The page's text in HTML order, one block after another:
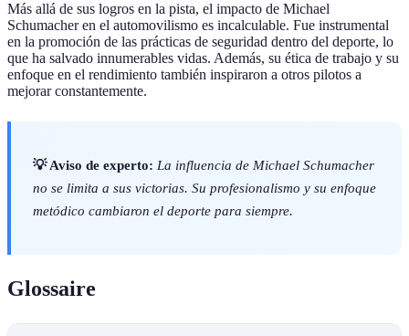
Más allá de sus logros en la pista, el impacto de Michael
Schumacher en el automovilismo es incalculable. Fue instrumental
en la promoción de las prácticas de seguridad dentro del deporte, lo
que ha salvado innumerables vidas. Además, su ética de trabajo y su
enfoque en el rendimiento también inspiraron a otros pilotos a
mejorar constantemente.
💡 Aviso de experto: La influencia de Michael Schumacher
no se limita a sus victorias. Su profesionalismo y su enfoque
metódico cambiaron el deporte para siempre.
Glossaire